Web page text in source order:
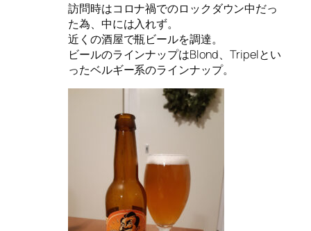
訪問時はコロナ禍でのロックダウン中だっ
た為、中には入れず。
近くの酒屋で瓶ビールを調達。
ビールのラインナップはBlond、Tripelとい
ったベルギー系のラインナップ。